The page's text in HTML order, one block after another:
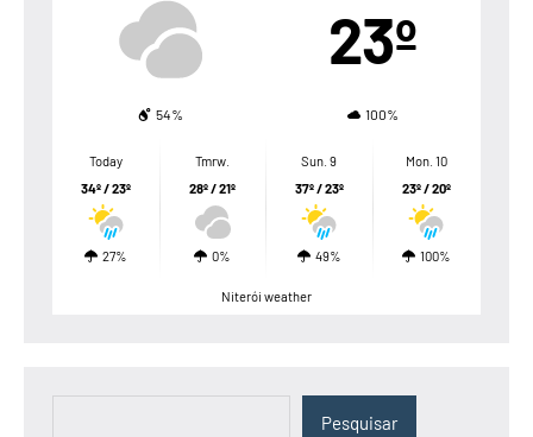
23º
54% 100%
Today
34º / 23º
27%
Tmrw.
28º / 21º
0%
Sun. 9
37º / 23º
49%
Mon. 10
23º / 20º
100%
Niterói weather
Pesquisar